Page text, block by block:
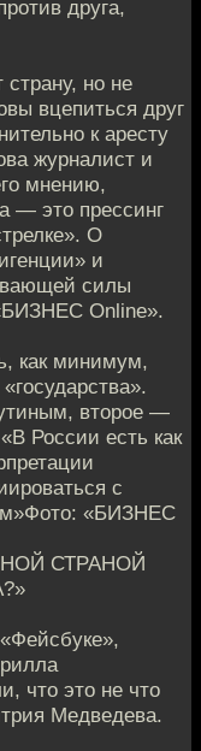
друга,
но не
вцепиться друг
к аресту
журналист и
мнению,
— это прессинг
О
и
силы
Online».
как минимум,
второе —
России есть как
с
«БИЗНЕС
СТРАНОЙ
что это не что
Медведева.